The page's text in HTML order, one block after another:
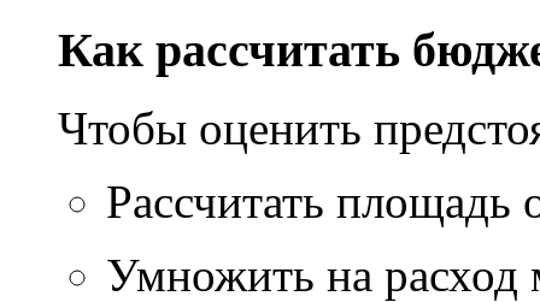
Как рассчитать
Чтобы оценить
Рассчитать площадь
Умножить на расход